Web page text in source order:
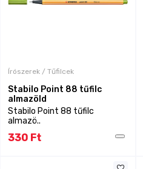
Írószerek / Tűfilcek
Stabilo Point 88 tűfilc
almazöld
Stabilo Point 88 tűfilc
almazö..
330 Ft